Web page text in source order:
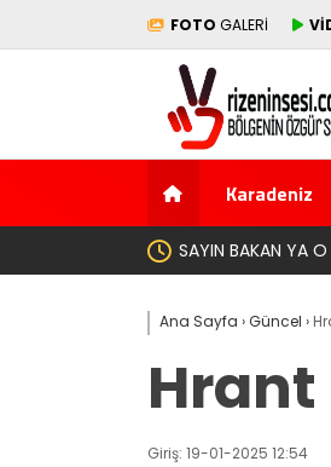
FOTO GALERİ
Karadeniz
Ana Sayfa ›Güncel ›
Hrant
Giriş: 19-01-2025 12:54